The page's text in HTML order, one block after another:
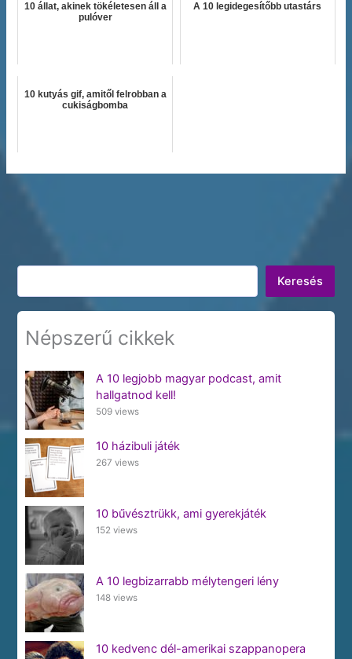
10 állat, akinek tökéletesen áll a
pulóver
A 10 legidegesítőbb utastárs
10 kutyás gif, amitől felrobban a
cukiságbomba
Keresés
Keresés
Népszerű cikkek
A 10 legjobb magyar podcast, amit
hallgatnod kell!
509 views
10 házibuli játék
267 views
10 bűvésztrükk, ami gyerekjáték
152 views
A 10 legbizarrabb mélytengeri lény
148 views
10 kedvenc dél-amerikai szappanopera